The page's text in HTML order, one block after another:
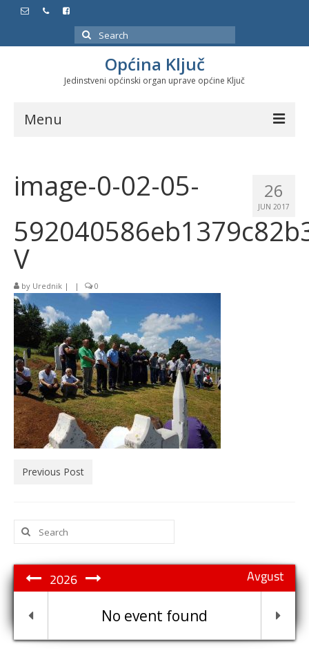
Search
for:
Općina Ključ
Jedinstveni općinski organ uprave općine Ključ
Menu
Službeni glasnici
Značajni datumi i manifestacije
sektoru
26
JUN 2017
image-0-02-05-
V
by Urednik | | 0
Previous Post
Search
for:
Avgust
2026
No event found